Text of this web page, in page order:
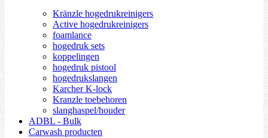
Kränzle hogedrukreinigers
Active hogedrukreinigers
foamlance
hogedruk sets
koppelingen
hogedruk pistool
hogedrukslangen
Karcher K-lock
Kranzle toebehoren
slanghaspel/houder
ADBL - Bulk
Carwash producten